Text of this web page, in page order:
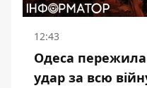
12:43
Одеса
удар за всю